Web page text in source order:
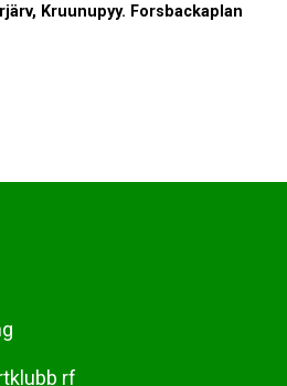
Kruunupyy. Forsbackaplan
rf